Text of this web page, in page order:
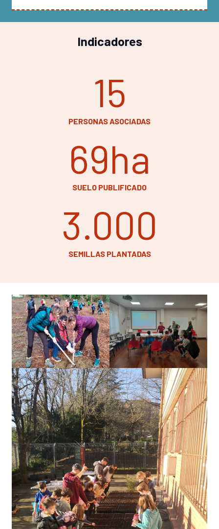
Indicadores
15
PERSONAS ASOCIADAS
69ha
SUELO PUBLIFICADO
3.000
SEMILLAS PLANTADAS